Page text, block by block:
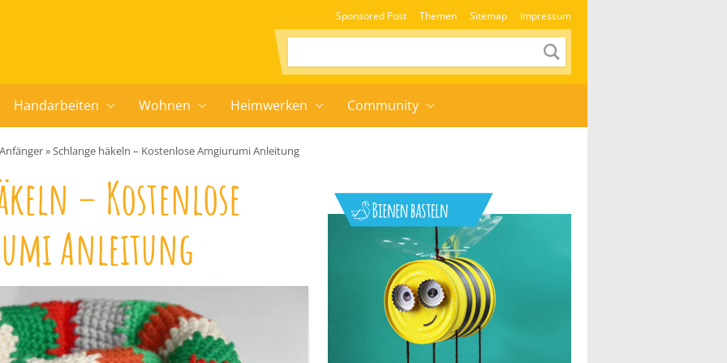
Sponsored Post Themen Sitemap Impressum
Handarbeiten Wohnen Heimwerken Community
»Schlange häkeln – Kostenlose Amgiurumi Anleitung
– Kostenlose
Anleitung